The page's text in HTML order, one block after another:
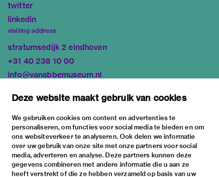
Deze website maakt gebruik van cookies
We gebruiken cookies om content en advertenties te
personaliseren, om functies voor social media te bieden en om
ons websiteverkeer te analyseren. Ook delen we informatie
over uw gebruik van onze site met onze partners voor social
media, adverteren en analyse. Deze partners kunnen deze
gegevens combineren met andere informatie die u aan ze
heeft verstrekt of die ze hebben verzameld op basis van uw
twitter
linkedin
visiting address
stratumsedijk 2 eindhoven
+31 40 238 10 00
info@vanabbemuseum.nl
exhibitions
activities
practical information
about
the museum
the collection